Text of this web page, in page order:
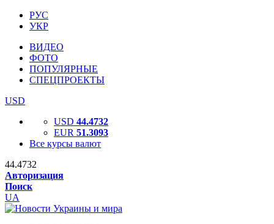
РУС
УКР
ВИДЕО
ФОТО
ПОПУЛЯРНЫЕ
СПЕЦПРОЕКТЫ
USD
USD 44.4732
EUR 51.3093
Все курсы валют
44.4732
Авторизация
Поиск
UA